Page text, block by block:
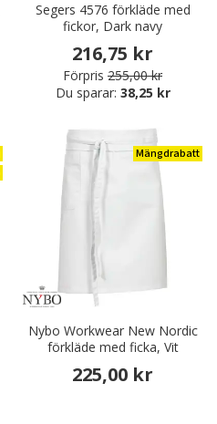
Segers 4576 förkläde med
fickor, Dark navy
216,75 kr
Förpris 255,00 kr
Du sparar: 38,25 kr
Mängdrabatt
Nybo Workwear New Nordic
förkläde med ficka, Vit
225,00 kr